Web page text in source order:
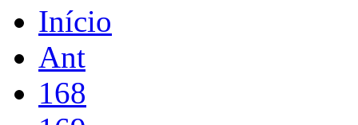
Início
Ant
168